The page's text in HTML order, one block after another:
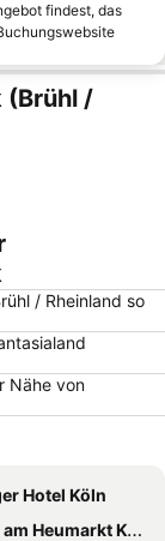
findest, das
(Brühl /
/ Rheinland so
Nähe von
Hotel Köln
Heumarkt Köln